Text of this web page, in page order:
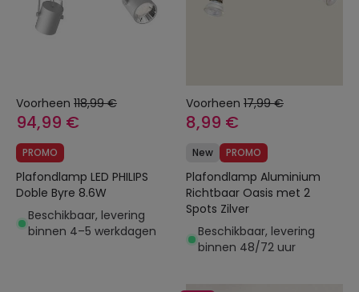
Voorheen 118,99 €
94,99 €
PROMO
Plafondlamp LED PHILIPS
Doble Byre 8.6W
Beschikbaar, levering
binnen 4–5 werkdagen
Voorheen 17,99 €
8,99 €
New PROMO
Plafondlamp Aluminium
Richtbaar Oasis met 2
Spots Zilver
Beschikbaar, levering
binnen 48/72 uur